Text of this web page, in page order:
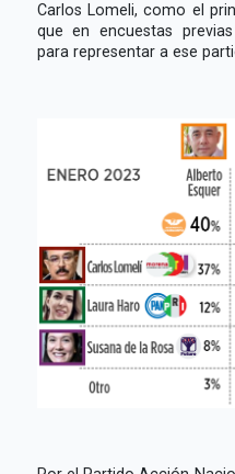
Carlos Lomeli, como el
que en encuestas
para representar a ese